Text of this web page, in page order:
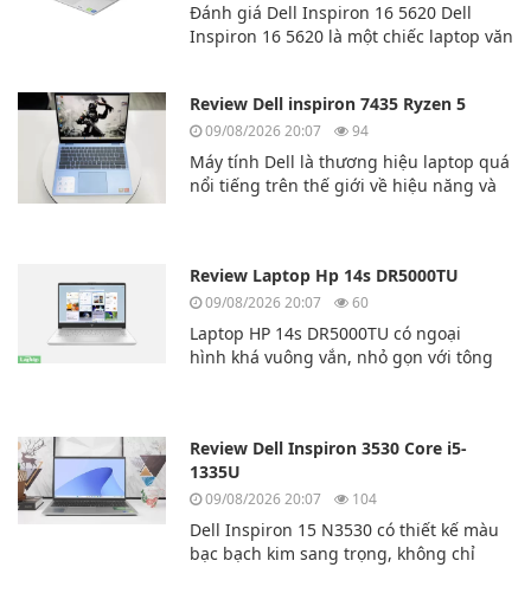
Đánh giá Dell Inspiron 16 5620 Dell
Inspiron 16 5620 là một chiếc laptop văn
cao và đa nhiệm mượt mà.
Review Dell inspiron 7435 Ryzen 5
09/08/2026 20:07 94
Máy tính Dell là thương hiệu laptop quá
nổi tiếng trên thế giới về hiệu năng và
Review Laptop Hp 14s DR5000TU
09/08/2026 20:07 60
Laptop HP 14s DR5000TU có ngoại
hình khá vuông vắn, nhỏ gọn với tông
nhựa cao cấp.
Review Dell Inspiron 3530 Core i5-
1335U
09/08/2026 20:07 104
Dell Inspiron 15 N3530 có thiết kế màu
bạc bạch kim sang trọng, không chỉ